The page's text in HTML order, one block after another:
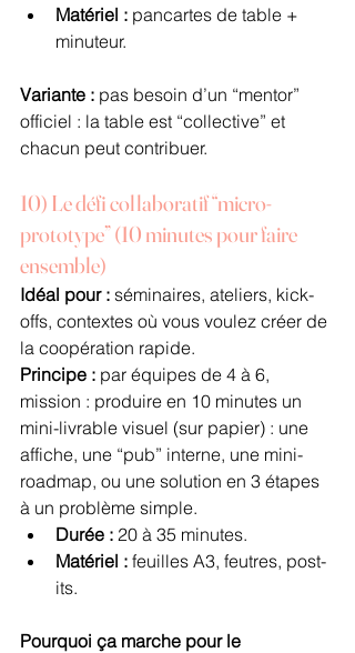
Matériel : pancartes de table +
minuteur.
Variante : pas besoin d’un “mentor”
officiel : la table est “collective” et
chacun peut contribuer.
10) Le défi collaboratif “micro-
prototype” (10 minutes pour faire
ensemble)
Idéal pour : séminaires, ateliers, kick-
offs, contextes où vous voulez créer de
la coopération rapide.
Principe : par équipes de 4 à 6,
mission : produire en 10 minutes un
mini-livrable visuel (sur papier) : une
affiche, une “pub” interne, une mini-
roadmap, ou une solution en 3 étapes
à un problème simple.
Durée : 20 à 35 minutes.
Matériel : feuilles A3, feutres, post-
its.
Pourquoi ça marche pour le